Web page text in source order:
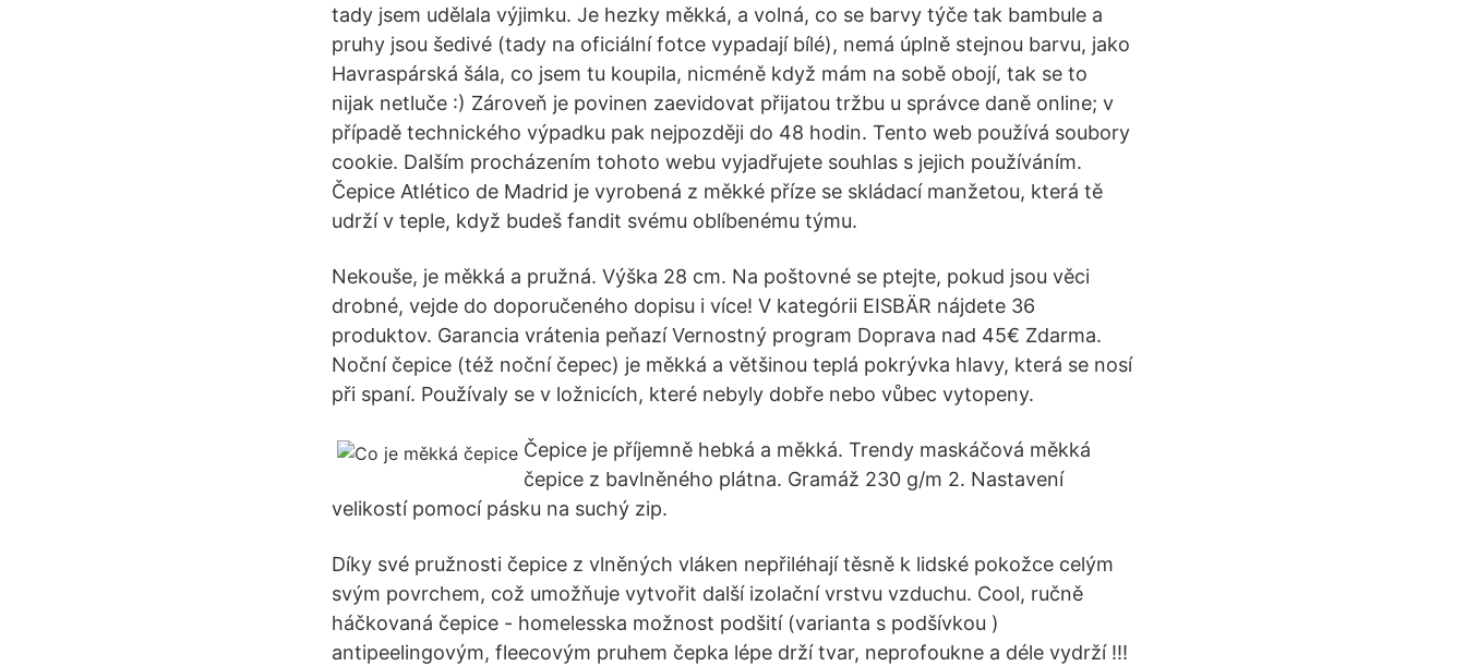
tady jsem udělala výjimku. Je hezky měkká, a volná, co se barvy týče tak bambule a
pruhy jsou šedivé (tady na oficiální fotce vypadají bílé), nemá úplně stejnou barvu, jako
Havraspárská šála, co jsem tu koupila, nicméně když mám na sobě obojí, tak se to
nijak netluče :) Zároveň je povinen zaevidovat přijatou tržbu u správce daně online; v
případě technického výpadku pak nejpozději do 48 hodin. Tento web používá soubory
cookie. Dalším procházením tohoto webu vyjadřujete souhlas s jejich používáním.
Čepice Atlético de Madrid je vyrobená z měkké příze se skládací manžetou, která tě
udrží v teple, když budeš fandit svému oblíbenému týmu.
Nekouše, je měkká a pružná. Výška 28 cm. Na poštovné se ptejte, pokud jsou věci
drobné, vejde do doporučeného dopisu i více! V kategórii EISBÄR nájdete 36
produktov. Garancia vrátenia peňazí Vernostný program Doprava nad 45€ Zdarma.
Noční čepice (též noční čepec) je měkká a většinou teplá pokrývka hlavy, která se nosí
při spaní. Používaly se v ložnicích, které nebyly dobře nebo vůbec vytopeny.
Čepice je příjemně hebká a měkká. Trendy maskáčová měkká
čepice z bavlněného plátna. Gramáž 230 g/m 2. Nastavení
velikostí pomocí pásku na suchý zip.
Díky své pružnosti čepice z vlněných vláken nepřiléhají těsně k lidské pokožce celým
svým povrchem, což umožňuje vytvořit další izolační vrstvu vzduchu. Cool, ručně
háčkovaná čepice - homelesska možnost podšití (varianta s podšívkou )
antipeelingovým, fleecovým pruhem čepka lépe drží tvar, neprofoukne a déle vydrží !!!